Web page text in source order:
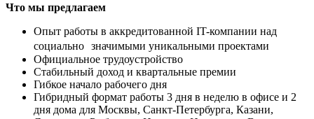
Что мы предлагаем
Опыт работы в аккредитованной IT-компании над
социально значимыми уникальными проектами
Официальное трудоустройство
Стабильный доход и квартальные премии
Гибкое начало рабочего дня
Гибридный формат работы 3 дня в неделю в офисе и 2
дня дома для Москвы, Санкт-Петербурга, Казани,